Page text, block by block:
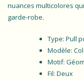
nuances multicolores
garde-robe.
Type: Pull
Modèle:
Motif:
Fil: Deux